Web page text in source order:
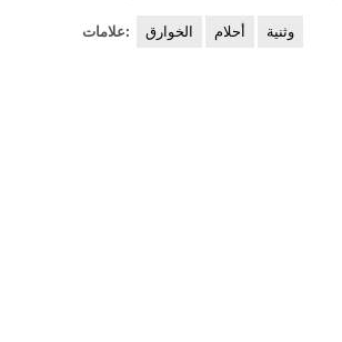
علامات: الخوارق أحلام وثنية